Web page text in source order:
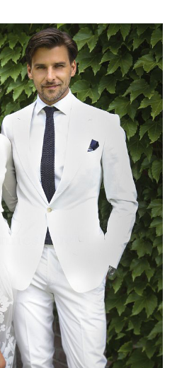
City」で注目を浴びる
に出演し、「あの美人は誰？」
ゃれと、女の子が憧れる全ての
名となりました。